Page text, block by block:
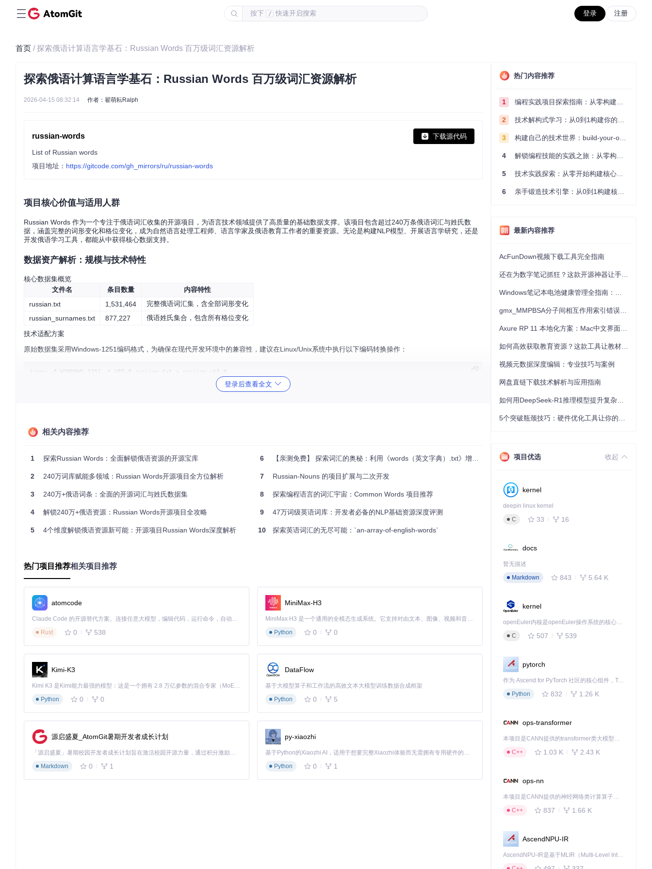
按下 / 快速开启搜索 登录 注册
首页 / 探索俄语计算语言学基石：Russian Words 百万级词汇资源解析
探索俄语计算语言学基石：Russian Words 百万级词汇资源解析
2026-04-15 08:32:14 作者：翟萌耘Ralph
russian-words 下载源代码
List of Russian words
项目地址： https://gitcode.com/gh_mirrors/ru/russian-words
项目核心价值与适用人群
Russian Words 作为一个专注于俄语词汇收集的开源项目，为语言技术领域提供了高质量的基础数据支撑。该项目包含超过240万条俄语词汇与姓氏数
据，涵盖完整的词形变化和格位变化，成为自然语言处理工程师、语言学家及俄语教育工作者的重要资源。无论是构建NLP模型、开展语言学研究，还是
开发俄语学习工具，都能从中获得核心数据支持。
数据资产解析：规模与技术特性
核心数据集概览
文件名
条目数量
内容特性
russian.txt
1,531,464
完整俄语词汇集，含全部词形变化
russian_surnames.txt
877,227 俄语姓氏集合，包含所有格位变化
技术适配方案
原始数据集采用Windows-1251编码格式，为确保在现代开发环境中的兼容性，建议在Linux/Unix系统中执行以下编码转换操作：
这一转换过程确保了与各类编程语言和NLP工具链的无缝集成，为后续开发奠定基础。
自然语言处理基础设施
开发词形还原与形态分析工具
语言学研究支持系统
为语言学家提供实证研究资源：
词汇频率分布与语言演变研究
方言与标准语词汇对比分析
莫斯科国立大学语言学系已将该数据集用于俄语动词时态变化模式的系统性研究，揭示了现代俄语使用中的若干演变趋势。
教育科技应用开发
支持多样化俄语学习工具开发：
智能词汇练习系统
语法规则可视化工具
个性化学习路径推荐引擎
某教育科技公司基于该数据集开发的俄语学习应用，通过词形变化可视化功能，使学习者掌握名词变格规则的效率提升40%。
核心优势解析
：通过简单编码转换即可适配各类开发环境社区驱动 ：活跃的贡献者社区持续优化数据质量与覆盖范围
未来发展方向
随着NLP技术的发展，该项目正展现出多维度的扩展潜力：
登录后查看全文
相关内容推荐
1 探索Russian Words：全面解锁俄语资源的开源宝库
2 240万词库赋能多领域：Russian Words开源项目全方位解析
3 240万+俄语词条：全面的开源词汇与姓氏数据集
4 解锁240万+俄语资源：Russian Words开源项目全攻略
5 4个维度解锁俄语资源新可能：开源项目Russian Words深度解析
6 【亲测免费】 探索词汇的奥秘：利用《words（英文字典）.txt》增强你的编程实力
7 Russian-Nouns 的项目扩展与二次开发
8 探索编程语言的词汇宇宙：Common Words 项目推荐
9 47万词级英语词库：开发者必备的NLP基础资源深度评测
10 探索英语词汇的无尽可能：`an-array-of-english-words`
热门项目推荐相关项目推荐
atomcode
Claude Code 的开源替代方案。连接任意大模型，编辑代码，运行命令，自动验证 — 全自动执行。用 Rust 构建，极致性能。 ｜ An open-source alternative to Claude Code. Connect any LLM, edit code, run commands, and verify changes — autonomously. Built in Rust for speed. Get Started
Rust
0 538
MiniMax-H3
MiniMax H3 是一个通用的全模态生成系统。它支持对由文本、图像、视频和音频组成的多模态上下文进行统一理解，并能生成分辨率高达 2K、时长可达 15 秒的带原生立体声音频的视频。得益于面向任务泛化的系统设计，H3 在预训练阶段就已具备广泛的多模态上下文理解与生成能力，能够出色地执行复杂的多模态指令。
Python
0 0
Kimi-K3
Kimi K3 是Kimi能力最强的模型：这是一个拥有 2.8 万亿参数的混合专家（MoE）模型，具备原生视觉理解能力，并支持 100 万 token 的上下文窗口。
Python
0 0
DataFlow
基于大模型算子和工作流的高效文本大模型训练数据合成框架
Python
0 5
源启盛夏_AtomGit暑期开发者成长计划
「源启盛夏」暑期校园开发者成长计划旨在激活校园开源力量，通过积分激励、认证扶持、资源倾斜等形式，引导高校组织和开发者完成「入驻 — 建项目 — 做贡献 — 获认证 — 得资源」的完整闭环。无论你是想带领社团入驻平台的组织者，还是希望用代码贡献证明自己的开发者，都能在这里找到属于你的成长路径。
Markdown
0 1
py-xiaozhi
基于Python的Xiaozhi AI，适用于想要完整Xiaozhi体验而无需拥有专用硬件的用户。
Python
0 1
热门内容推荐
1 编程实践项目探索指南：从零构建技术能力体系
2 技术解构式学习：从0到1构建你的编程知识体系
3 构建自己的技术世界：build-your-own-x项目的实践探索指南
4 解锁编程技能的实践之旅：从零构建你的技术世界
5 技术实践探索：从零开始构建核心系统的实践指南
6 亲手锻造技术引擎：从0到1构建核心系统的实践指南
最新内容推荐
AcFunDown视频下载工具完全指南
视频元数据深度编辑：专业技巧与案例
网盘直链下载技术解析与应用指南
项目优选 收起
kernel
deepin linux kernel
C
33 16
docs
暂无描述
Markdown
843 5.64 K
kernel
openEuler内核是openEuler操作系统的核心，既是系统性能与稳定性的基石，也是连接处理器、设备与服务的桥梁。
C
507 539
pytorch
作为 Ascend for PyTorch 社区的核心组件，TorchNPU 是昇腾专为 PyTorch 打造的深度学习适配插件，使 PyTorch 框架能够直接调用昇腾 NPU，为开发者提供昇腾 AI 处理器的超强算力。
Python
832 1.26 K
ops-transformer
本项目是CANN提供的transformer类大模型算子库，实现网络在NPU上加速计算。
C++
1.03 K 2.43 K
ops-nn
本项目是CANN提供的神经网络类计算算子库，实现网络在NPU上加速计算。
C++
837 1.66 K
AscendNPU-IR
AscendNPU-IR是基于MLIR（Multi-Level Intermediate Representation）构建的，面向昇腾亲和算子编译时使用的中间表示，提供昇腾完备表达能力，通过编译优化提升昇腾AI处理器计算效率，支持通过生态框架使能昇腾AI处理器与深度调优